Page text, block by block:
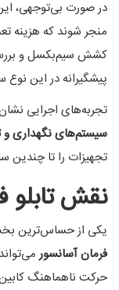
در صورت بی‌توجهی،
منجر شوند که هزینه
کشش سیم‌بکسل و
پیشگیرانه در این
تجربه‌های اجرایی
سیستم‌های نگهداری و
تجهیزات را تا
نقش تابلو
یکی از حساس‌ترین
فرمان آسانسور
حرکت ناهماهنگ